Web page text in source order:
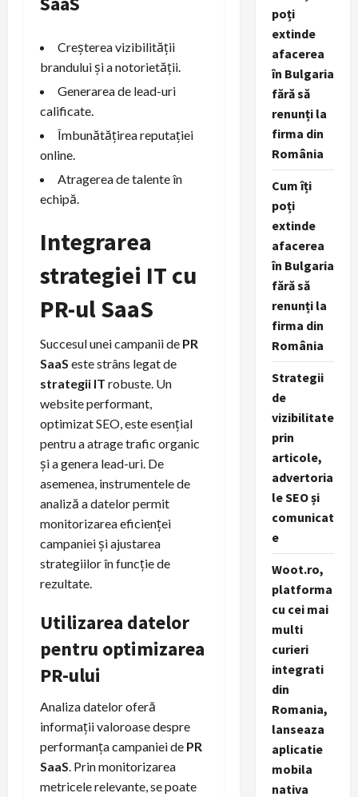
Creșterea vizibilității
brandului și a notorietății.
Generarea de lead-uri
calificate.
Îmbunătățirea reputației
online.
Atragerea de talente în
echipă.
Integrarea
strategiei IT cu
PR-ul SaaS
Succesul unei campanii de PR
SaaS este strâns legat de
strategii IT robuste. Un
website performant,
optimizat SEO, este esențial
pentru a atrage trafic organic
și a genera lead-uri. De
asemenea, instrumentele de
analiză a datelor permit
monitorizarea eficienței
campaniei și ajustarea
strategiilor în funcție de
rezultate.
Utilizarea datelor
pentru optimizarea
PR-ului
Analiza datelor oferă
informații valoroase despre
performanța campaniei de PR
SaaS. Prin monitorizarea
metricele relevante, se poate
poți
extinde
afacerea
în Bulgaria
fără să
renunți la
firma din
România
Cum îți
poți
extinde
afacerea
în Bulgaria
fără să
renunți la
firma din
România
Strategii
de
vizibilitate
prin
articole,
advertoria
le SEO și
comunicat
e
Woot.ro,
platforma
cu cei mai
multi
curieri
integrati
din
Romania,
lanseaza
aplicatie
mobila
nativa